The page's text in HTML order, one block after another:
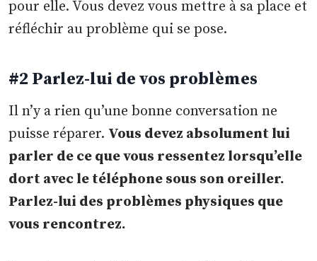
pour elle. Vous devez vous mettre à sa place et
réfléchir au problème qui se pose.
#2 Parlez-lui de vos problèmes
Il n’y a rien qu’une bonne conversation ne
puisse réparer. Vous devez absolument lui
parler de ce que vous ressentez lorsqu’elle
dort avec le téléphone sous son oreiller.
Parlez-lui des problèmes physiques que
vous rencontrez.